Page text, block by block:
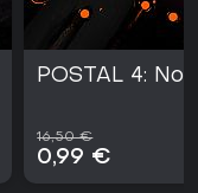
POSTAL 4: No
16,50 €
0,99 €